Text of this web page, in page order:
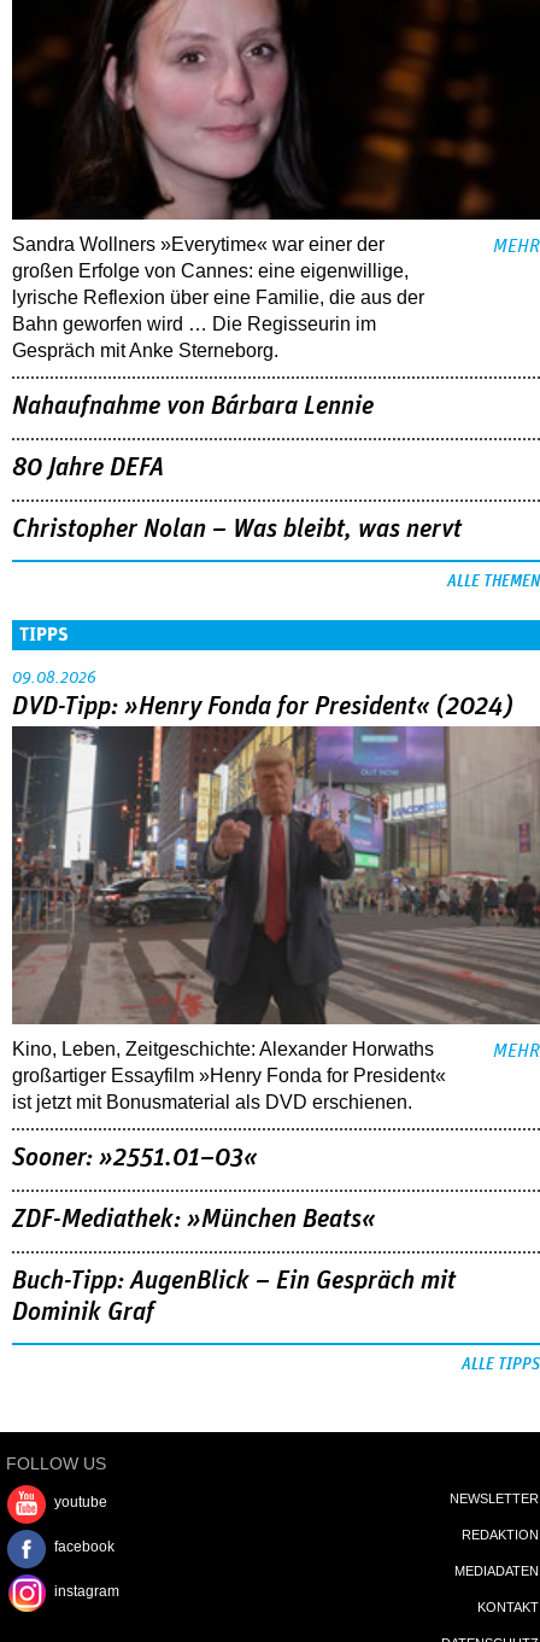
Sandra Wollners »Everytime« war einer der
großen Erfolge von Cannes: eine eigenwillige,
lyrische Reflexion über eine ­Familie, die aus der
Bahn geworfen wird … Die Regisseurin im
Gespräch mit Anke Sterneborg.
MEHR
Nahaufnahme von Bárbara Lennie
80 Jahre DEFA
Christopher Nolan – Was bleibt, was nervt
ALLE THEMEN
TIPPS
09.08.2026
DVD-Tipp: »Henry Fonda for President« (2024)
Kino, Leben, Zeitgeschichte: Alexander Horwaths
großartiger Essayfilm »Henry Fonda for President«
ist jetzt mit Bonusmaterial als DVD erschienen.
MEHR
Sooner: »2551.01–03«
ZDF-Mediathek: »München Beats«
Buch-Tipp: AugenBlick – Ein Gespräch mit
Dominik Graf
ALLE TIPPS
FOLLOW US
youtube
facebook
instagram
NEWSLETTER
REDAKTION
MEDIADATEN
KONTAKT